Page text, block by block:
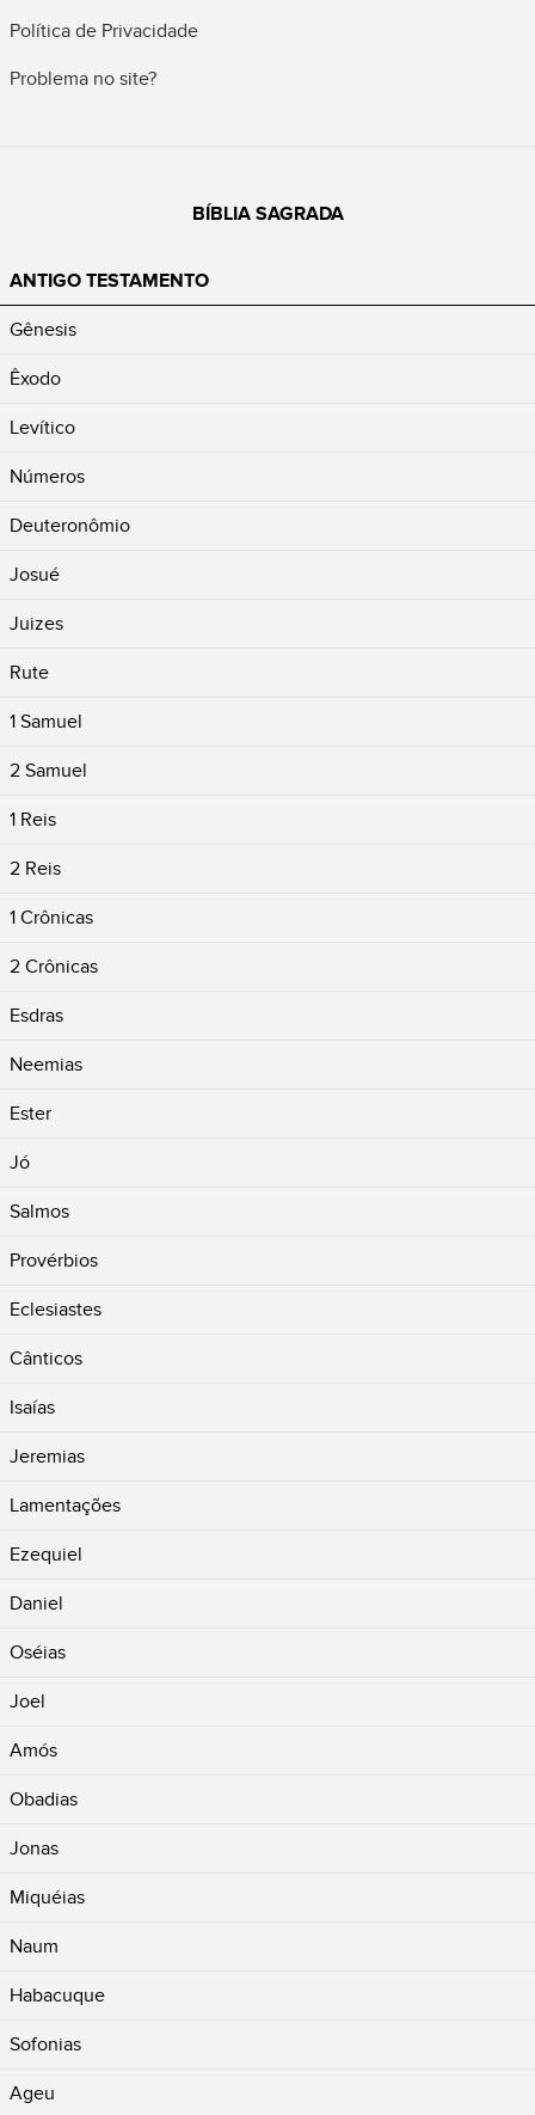
Política de Privacidade
Problema no site?
BÍBLIA SAGRADA
ANTIGO TESTAMENTO
Gênesis
Êxodo
Levítico
Números
Deuteronômio
Josué
Juizes
Rute
1 Samuel
2 Samuel
1 Reis
2 Reis
1 Crônicas
2 Crônicas
Esdras
Neemias
Ester
Jó
Salmos
Provérbios
Eclesiastes
Cânticos
Isaías
Jeremias
Lamentações
Ezequiel
Daniel
Oséias
Joel
Amós
Obadias
Jonas
Miquéias
Naum
Habacuque
Sofonias
Ageu